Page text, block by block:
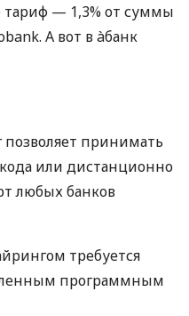
— 1,3% от суммы
А вот в àбанк
позволяет принимать
или дистанционно
любых банков
требуется
программным